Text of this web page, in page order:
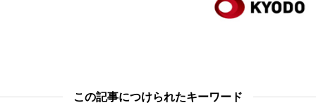
この記事につけられたキーワード